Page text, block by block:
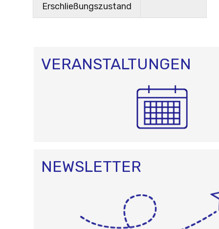
Erschließungszustand
VERANSTALTUNGEN
NEWSLETTER